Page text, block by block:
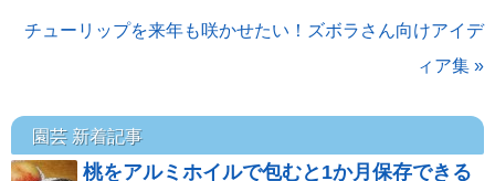
チューリップを来年も咲かせたい！ズボラさん向けアイデ
ィア集 »
園芸 新着記事
桃をアルミホイルで包むと1か月保存できる